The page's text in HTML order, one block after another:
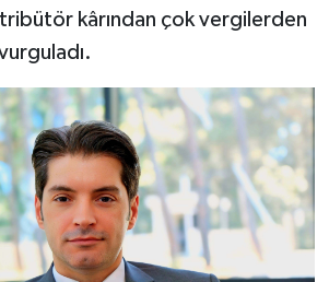
kârından çok vergilerden